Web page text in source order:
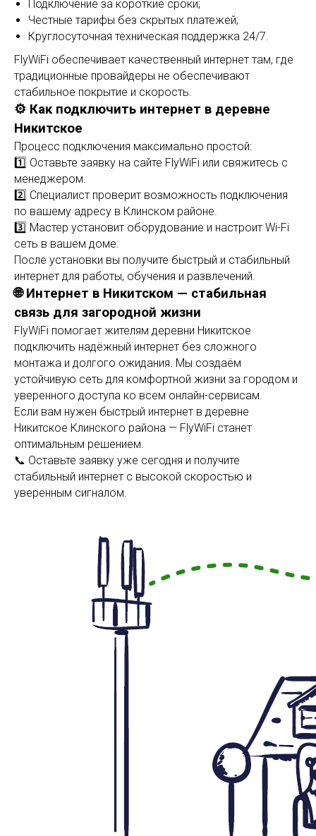
Подключение за короткие сроки;
Честные тарифы без скрытых платежей;
Круглосуточная техническая поддержка 24/7.
FlyWiFi обеспечивает качественный интернет там, где
традиционные провайдеры не обеспечивают
стабильное покрытие и скорость.
⚙️ Как подключить интернет в деревне
Никитское
Процесс подключения максимально простой:
1️⃣ Оставьте заявку на сайте FlyWiFi или свяжитесь с
менеджером.
2️⃣ Специалист проверит возможность подключения
по вашему адресу в Клинском районе.
3️⃣ Мастер установит оборудование и настроит Wi-Fi
сеть в вашем доме.
После установки вы получите быстрый и стабильный
интернет для работы, обучения и развлечений.
🌐 Интернет в Никитском — стабильная
связь для загородной жизни
FlyWiFi помогает жителям деревни Никитское
подключить надёжный интернет без сложного
монтажа и долгого ожидания. Мы создаём
устойчивую сеть для комфортной жизни за городом и
уверенного доступа ко всем онлайн-сервисам.
Если вам нужен быстрый интернет в деревне
Никитское Клинского района — FlyWiFi станет
оптимальным решением.
📞 Оставьте заявку уже сегодня и получите
стабильный интернет с высокой скоростью и
уверенным сигналом.